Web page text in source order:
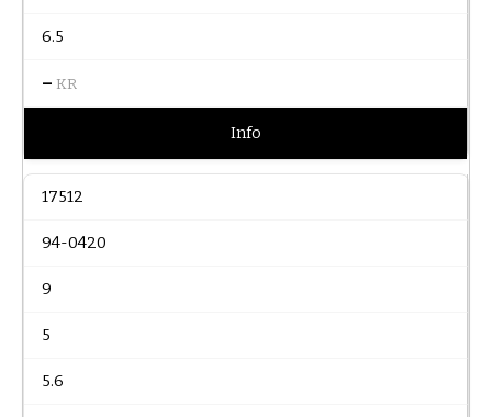
6.5
– KR
Info
17512
94-0420
9
5
5.6